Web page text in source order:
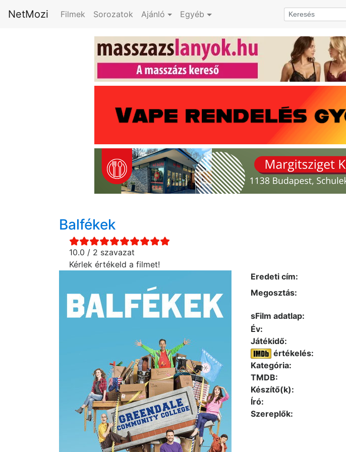
NetMozi Filmek Sorozatok Ajánló Egyéb
Balfékek
10.0 / 2 szavazat
Kérlek értékeld a filmet!
Eredeti cím:
Megosztás:
sFilm adatlap:
Év:
Játékidő:
értékelés:
Kategória:
TMDB:
Készítő(k):
Író:
Szereplők: